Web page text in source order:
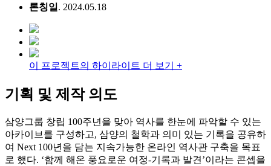
론칭일 . 2024.05.18
이 프로젝트의 하이라이트 더 보기 +
기획 및 제작 의도
삼양그룹 창립 100주년을 맞아 역사를 한눈에 파악할 수 있는
아카이브를 구성하고, 삼양의 철학과 의미 있는 기록을 공유하
여 Next 100년을 담는 지속가능한 온라인 역사관 구축을 목표
로 했다. ‘함께 해온 풍요로운 여정-기록과 발견’이라는 콘셉을